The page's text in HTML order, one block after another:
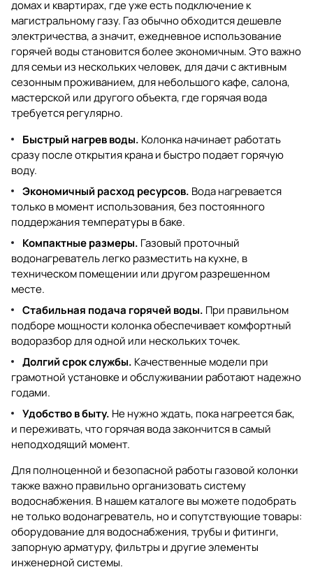
домах и квартирах, где уже есть подключение к
магистральному газу. Газ обычно обходится дешевле
электричества, а значит, ежедневное использование
горячей воды становится более экономичным. Это важно
для семьи из нескольких человек, для дачи с активным
сезонным проживанием, для небольшого кафе, салона,
мастерской или другого объекта, где горячая вода
требуется регулярно.
Быстрый нагрев воды. Колонка начинает работать
сразу после открытия крана и быстро подает горячую
воду.
Экономичный расход ресурсов. Вода нагревается
только в момент использования, без постоянного
поддержания температуры в баке.
Компактные размеры. Газовый проточный
водонагреватель легко разместить на кухне, в
техническом помещении или другом разрешенном
месте.
Стабильная подача горячей воды. При правильном
подборе мощности колонка обеспечивает комфортный
водоразбор для одной или нескольких точек.
Долгий срок службы. Качественные модели при
грамотной установке и обслуживании работают надежно
годами.
Удобство в быту. Не нужно ждать, пока нагреется бак,
и переживать, что горячая вода закончится в самый
неподходящий момент.
Для полноценной и безопасной работы газовой колонки
также важно правильно организовать систему
водоснабжения. В нашем каталоге вы можете подобрать
не только водонагреватель, но и сопутствующие товары:
оборудование для водоснабжения,трубы и фитинги,
запорную арматуру, фильтры и другие элементы
инженерной системы.